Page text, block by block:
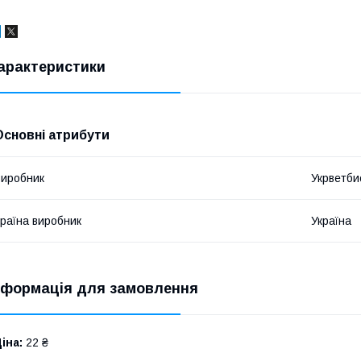
атрибути
виробник Україна
для замовлення
22 ₴